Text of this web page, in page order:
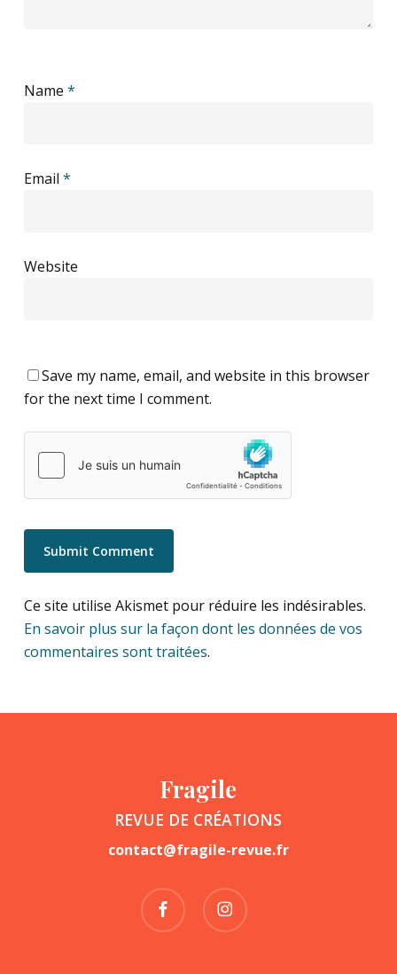
Name *
Email *
Website
Save my name, email, and website in this browser
for the next time I comment.
Ce site utilise Akismet pour réduire les indésirables.
En savoir plus sur la façon dont les données de vos
commentaires sont traitées.
Fragile
REVUE DE CRÉATIONS
contact@fragile-revue.fr
facebook instagram